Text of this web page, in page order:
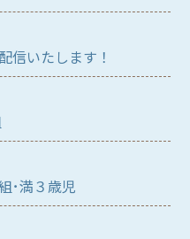
信いたします！
･満３歳児